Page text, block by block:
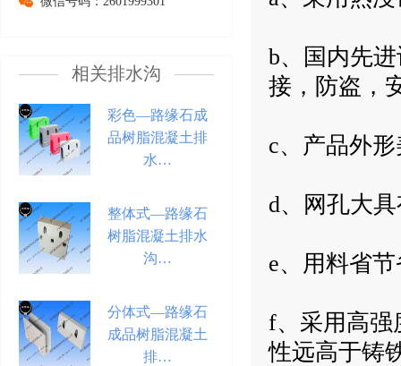
相关排水沟
彩色—路缘石成
品树脂混凝土排
水…
整体式—路缘石
树脂混凝土排水
沟…
分体式—路缘石
成品树脂混凝土
排…
b、国内先
接，防盗
c、产品外
d、网孔大
e、用料省
f、采用高强
性远高于铸